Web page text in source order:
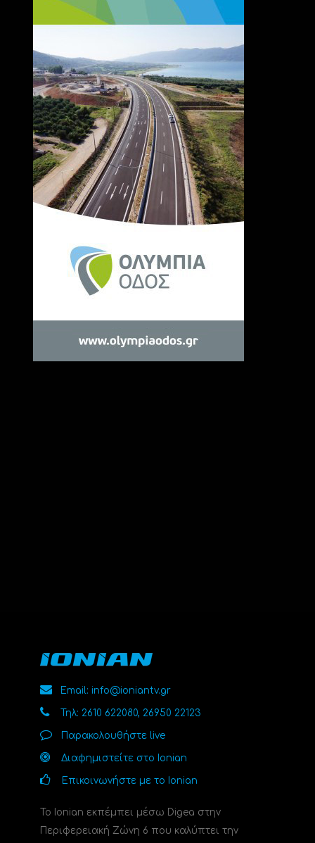
Email: info@ioniantv.gr
Τηλ: 2610 622080, 26950 22123
Παρακολουθήστε live
Διαφημιστείτε στο Ionian
Επικοινωνήστε με το Ionian
Το Ionian εκπέμπει μέσω Digea στην
Περιφερειακή Ζώνη 6 που καλύπτει την